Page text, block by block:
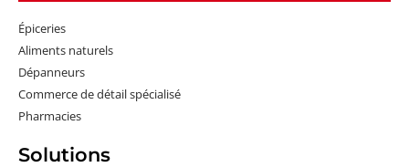
Épiceries
Aliments naturels
Dépanneurs
Commerce de détail spécialisé
Pharmacies
Solutions